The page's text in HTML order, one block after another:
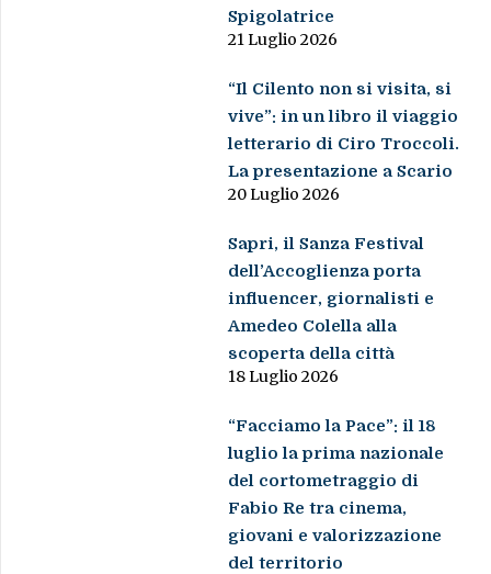
Spigolatrice
21 Luglio 2026
“Il Cilento non si visita, si
vive”: in un libro il viaggio
letterario di Ciro Troccoli.
La presentazione a Scario
20 Luglio 2026
Sapri, il Sanza Festival
dell’Accoglienza porta
influencer, giornalisti e
Amedeo Colella alla
scoperta della città
18 Luglio 2026
“Facciamo la Pace”: il 18
luglio la prima nazionale
del cortometraggio di
Fabio Re tra cinema,
giovani e valorizzazione
del territorio